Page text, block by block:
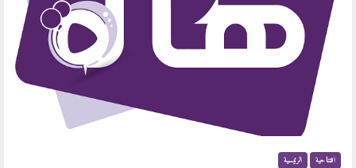
افتتاحية الرئيسية